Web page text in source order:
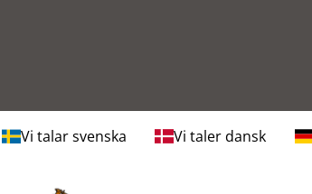
Vi talar svenska Vi taler dansk